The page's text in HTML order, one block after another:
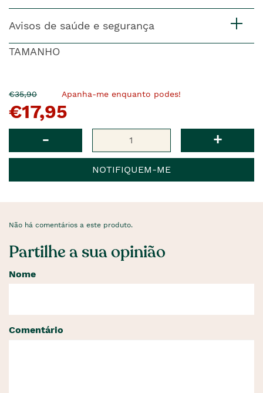
Avisos de saúde e segurança
TAMANHO
O
pre�o
anterior
€35,90Agora
�
€17,95
Apanha-me enquanto podes!
- +
NOTIFIQUEM-ME
Não há comentários a este produto.
Partilhe a sua opinião
Nome
Comentário